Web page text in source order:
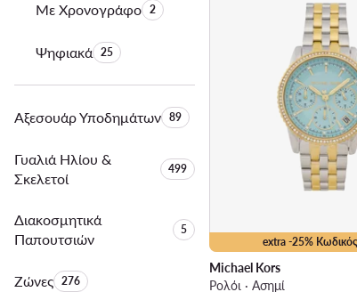
Με ΧρονογράφοΑριθμός προϊόντων:
2
ΨηφιακάΑριθμός προϊόντων:
25
Αξεσουάρ ΥποδημάτωνΑριθμός προϊόντων:
89
Γυαλιά Ηλίου &
Σκελετοί
Αριθμός προϊόντων:
499
Διακοσμητικά
Παπουτσιών
Αριθμός προϊόντων:
5
ΖώνεςΑριθμός προϊόντων:
276
extra -25%
Michael Kors
Ρολόι · Ασημί